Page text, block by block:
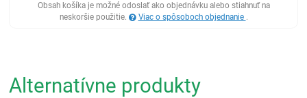
Obsah košíka je možné odoslať ako objednávku alebo stiahnuť na
neskoršie použitie.
Viac o spôsoboch objednanie .
Alternatívne produkty